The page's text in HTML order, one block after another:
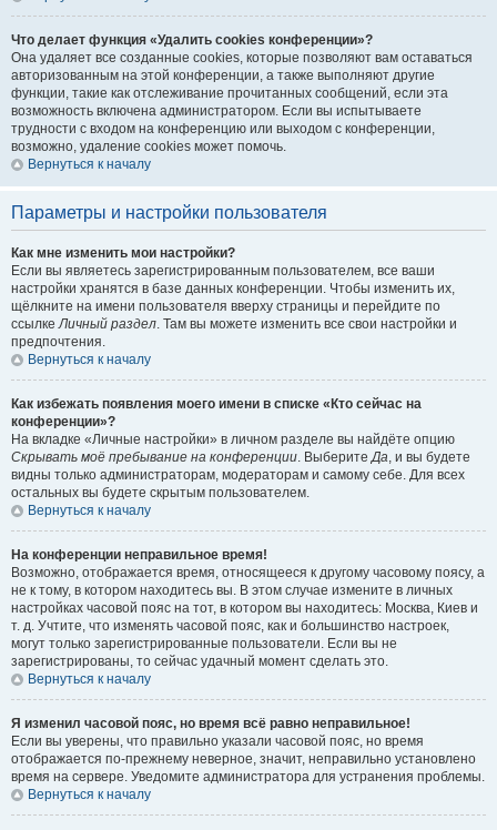
Что делает функция «Удалить cookies конференции»?
Она удаляет все созданные cookies, которые позволяют вам оставаться
авторизованным на этой конференции, а также выполняют другие
функции, такие как отслеживание прочитанных сообщений, если эта
возможность включена администратором. Если вы испытываете
трудности с входом на конференцию или выходом с конференции,
возможно, удаление cookies может помочь.
Вернуться к началу
Параметры и настройки пользователя
Как мне изменить мои настройки?
Если вы являетесь зарегистрированным пользователем, все ваши
настройки хранятся в базе данных конференции. Чтобы изменить их,
щёлкните на имени пользователя вверху страницы и перейдите по
ссылкеЛичный раздел. Там вы можете изменить все свои настройки и
предпочтения.
Вернуться к началу
Как избежать появления моего имени в списке «Кто сейчас на
конференции»?
На вкладке «Личные настройки» в личном разделе вы найдёте опцию
Скрывать моё пребывание на конференции. ВыберитеДа, и вы будете
видны только администраторам, модераторам и самому себе. Для всех
остальных вы будете скрытым пользователем.
Вернуться к началу
На конференции неправильное время!
Возможно, отображается время, относящееся к другому часовому поясу, а
не к тому, в котором находитесь вы. В этом случае измените в личных
настройках часовой пояс на тот, в котором вы находитесь: Москва, Киев и
т. д. Учтите, что изменять часовой пояс, как и большинство настроек,
могут только зарегистрированные пользователи. Если вы не
зарегистрированы, то сейчас удачный момент сделать это.
Вернуться к началу
Я изменил часовой пояс, но время всё равно неправильное!
Если вы уверены, что правильно указали часовой пояс, но время
отображается по-прежнему неверное, значит, неправильно установлено
время на сервере. Уведомите администратора для устранения проблемы.
Вернуться к началу